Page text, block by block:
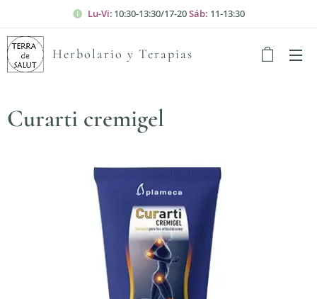
Lu-Vi: 10:30-13:30/17-20Sáb: 11-13:30
Herbolario y Terapias
Curarti cremigel